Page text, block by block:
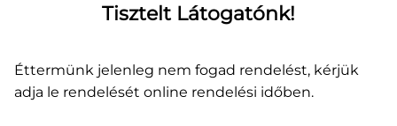
50 cm
Tisztelt Látogatónk!
Éttermünk jelenleg nem fogad rendelést, kérjük
adja le rendelését online rendelési időben.